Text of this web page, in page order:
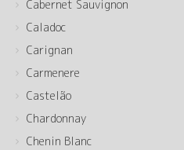
Cabernet Sauvignon
Caladoc
Carignan
Carmenere
Castelão
Chardonnay
Chenin Blanc